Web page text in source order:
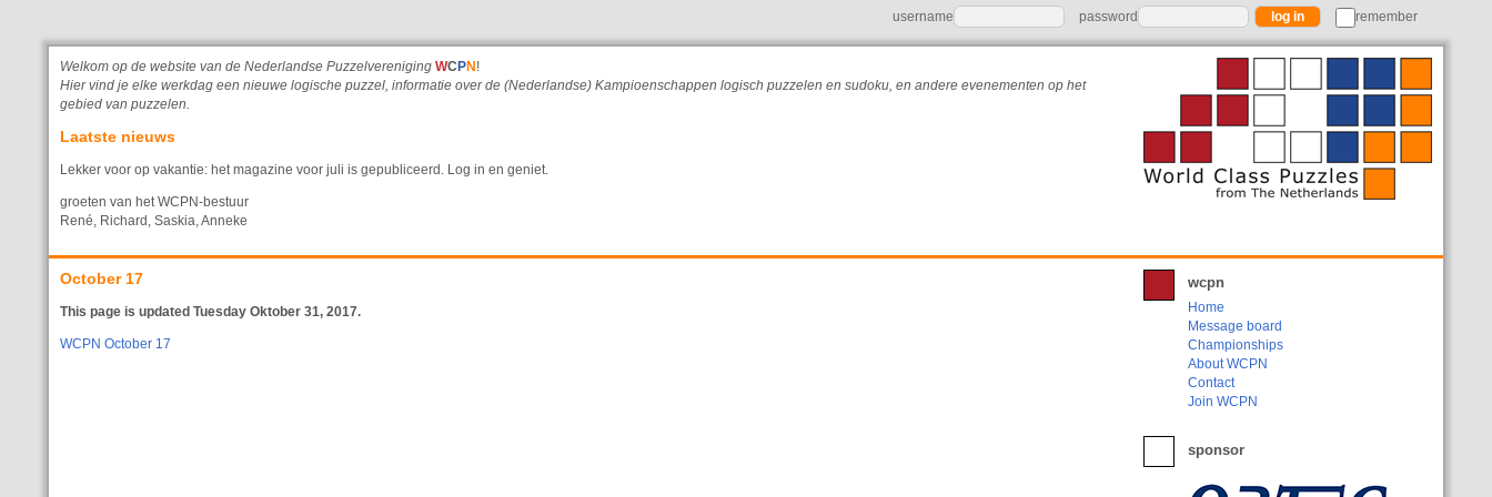
username password remember
Welkom op de website van de Nederlandse Puzzelvereniging WC PN !
Hier vind je elke werkdag een nieuwe logische puzzel, informatie over de (Nederlandse) Kampioenschappen logisch puzzelen en sudoku, en andere evenementen op het
gebied van puzzelen.
Laatste nieuws
Lekker voor op vakantie: het magazine voor juli is gepubliceerd. Log in en geniet.
groeten van het WCPN-bestuur
René, Richard, Saskia, Anneke
October 17
This page is updated Tuesday Oktober 31, 2017.
WCPN October 17
wcpn
Home
Message board
Championships
About WCPN
Contact
Join WCPN
sponsor